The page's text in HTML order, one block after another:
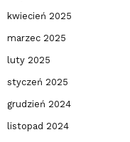
kwiecień 2025
marzec 2025
luty 2025
styczeń 2025
grudzień 2024
listopad 2024